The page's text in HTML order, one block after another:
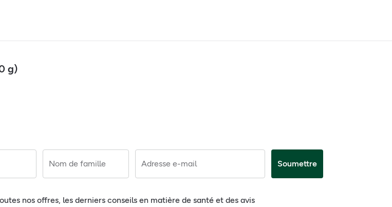
g)
Nom de famille Adresse e-mail Soumettre
nos offres, les derniers conseils en matière de santé et des avis